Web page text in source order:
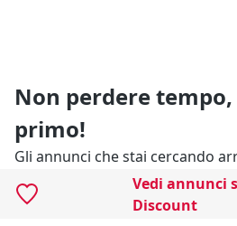
Vedi annunci
Discount
Non perdere
primo!
Gli annunci che stai cercando
alla tua casella di posta!